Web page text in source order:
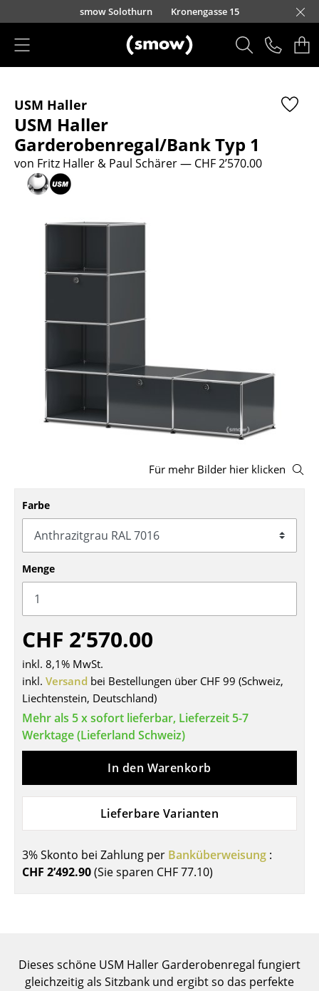
Direkt zum Inhaltsmow Solothurn Kronengasse 15
Sitzmöbel
Esszimmerstühle
Sofas
Sessel
Loungesessel
Freischwinger
Bänke & Liegen
Sitzsäcke
Gartenstühle
Bürodrehstühle
Konferenzstühle
Bürosessel
Einzelteile
Tische
Esstische
Beistelltische
Couchtische
Sekretäre & PC-Tische
Konferenztische
Stehtische & Stehpulte
Einzelteile
USM Haller
USM Haller
Garderobenregal/Bank Typ 1
von Fritz Haller & Paul Schärer— CHF 2’570.00
Für mehr Bilder hier klicken
Farbe
Menge
CHF 2’570.00
inkl. 8,1% MwSt.
inkl. Versand bei Bestellungen über CHF 99 (Schweiz,
Liechtenstein, Deutschland)
Mehr als 5 x sofort lieferbar, Lieferzeit 5-7
Werktage (Lieferland Schweiz)
In den Warenkorb
Lieferbare Varianten
3% Skonto bei Zahlung per Banküberweisung :
CHF 2’492.90(Sie sparen CHF 77.10)
Dieses schöne USM Haller Garderobenregal fungiert
gleichzeitig als Sitzbank und ergibt so das perfekte